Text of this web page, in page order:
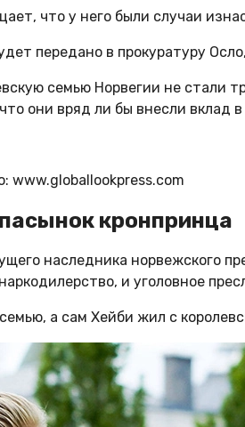
что у него были случаи
передано в прокуратуру
семью Норвегии не стали
они вряд ли бы внесли вклад
www.globallookpress.com
кронпринца
наследника норвежского
и уголовное
а сам Хейби жил с